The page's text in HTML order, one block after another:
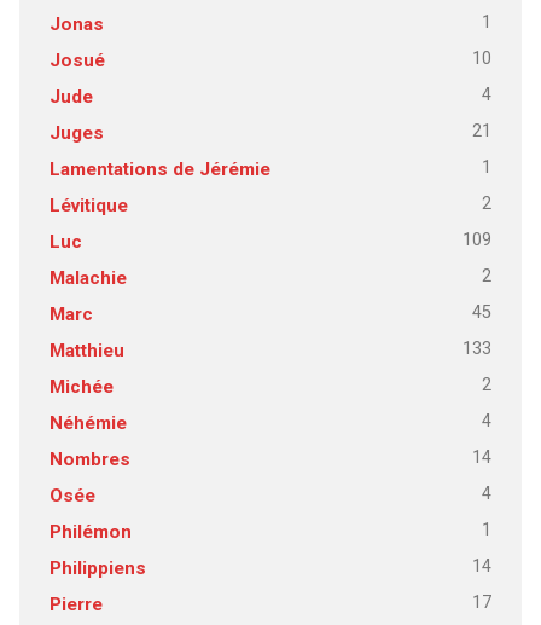
Jonas 1
Josué 10
Jude 4
Juges 21
Lamentations de Jérémie 1
Lévitique 2
Luc 109
Malachie 2
Marc 45
Matthieu 133
Michée 2
Néhémie 4
Nombres 14
Osée 4
Philémon 1
Philippiens 14
Pierre 17